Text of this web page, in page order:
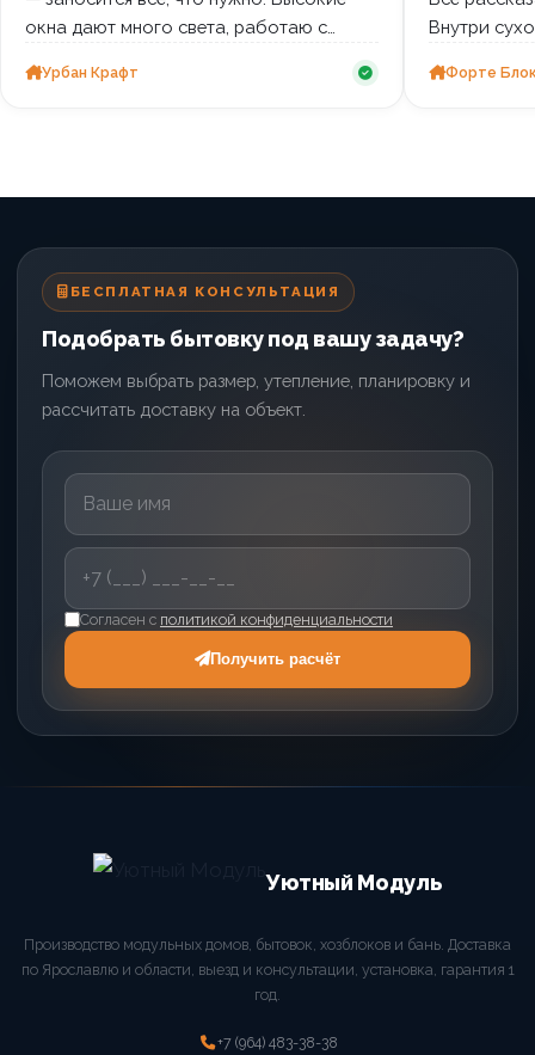
окна дают много света, работаю с
Урбан Крафт
Внутри
Форте
БЕСПЛАТНАЯ КОНСУЛЬТАЦИЯ
Подобрать бытовку под вашу задачу?
Поможем выбрать размер, утепление, планировку и
рассчитать доставку на объект.
Согласен с политикой конфиденциальности
Получить расчёт
Уютный Модуль
Производство модульных домов, бытовок, хозблоков и бань. Доставка
по Ярославлю и области, выезд и консультации, установка, гарантия 1
год.
+7 (964) 483-38-38